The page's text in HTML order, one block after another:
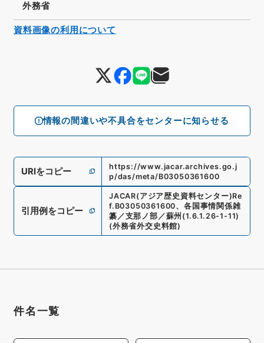
情報の間違いや不具合をセンターに知らせる
外務省
URIをコピー
https://www.jacar.archives.go.j
p/das/meta/B03050361600
引用例をコピー
JACAR(アジア歴史資料センター)Re
f. B03050361600、 各国事情関係雑
纂／支那ノ部／蘇州 (1.6.1.26-1-11)
(外務省外交史料館)
資料画像の利用について
件名一覧